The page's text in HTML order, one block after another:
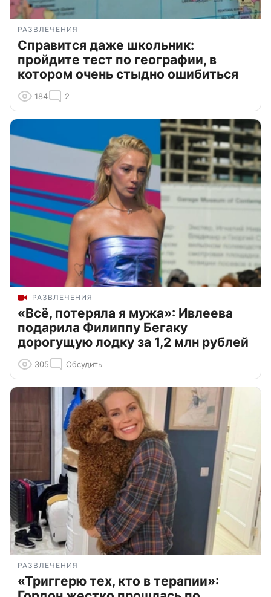
РАЗВЛЕЧЕНИЯ
Справится даже школьник:
пройдите тест по географии, в
котором очень стыдно ошибиться
184 2
РАЗВЛЕЧЕНИЯ
«Всё, потеряла я мужа»: Ивлеева
подарила Филиппу Бегаку
дорогущую лодку за 1,2 млн рублей
305 Обсудить
РАЗВЛЕЧЕНИЯ
«Триггерю тех, кто в терапии»: